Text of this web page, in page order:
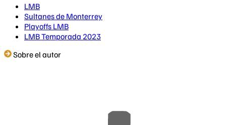
LMB
Sultanes de Monterrey
Playoffs LMB
LMB Temporada 2023
Sobre el autor